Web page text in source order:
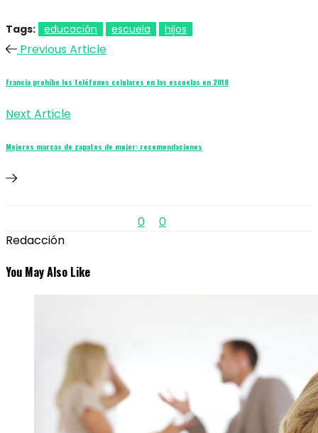
Tags: educación escuela hijos
Previous Article
Francia prohíbe los teléfonos celulares en las escuelas en 2018
Next Article
Mejores marcas de zapatos de mujer: recomendaciones
0
0
Redacción
You May Also Like